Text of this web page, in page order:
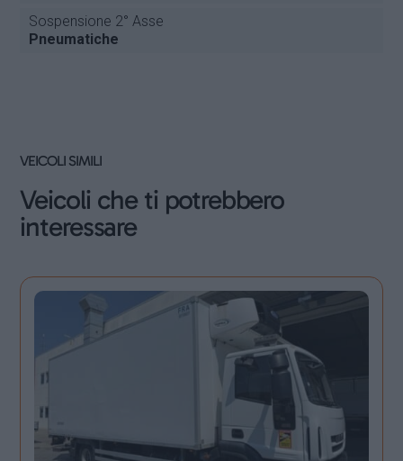
Sospensione 2° Asse
Pneumatiche
VEICOLI SIMILI
Veicoli che ti potrebbero
interessare